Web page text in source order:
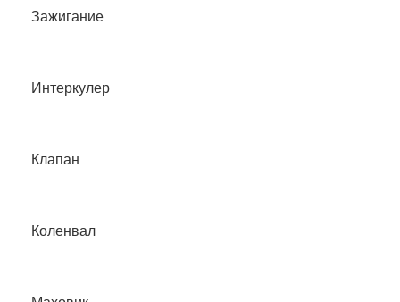
Зажигание
Интеркулер
Клапан
Коленвал